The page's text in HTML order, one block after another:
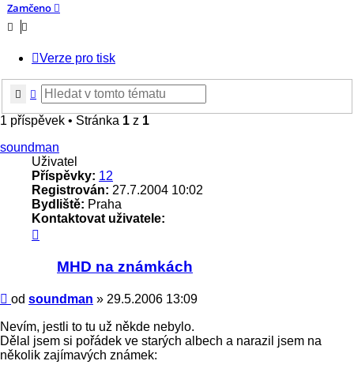
Zamčeno
Verze pro tisk
HledatPokročilé hledání
1 příspěvek • Stránka 1 z 1
soundman
Uživatel
Příspěvky: 12
Registrován: 27.7.2004 10:02
Bydliště: Praha
Kontaktovat uživatele:
soundman
MHD na známkách
Příspěvek
od soundman » 29.5.2006 13:09
Nevím, jestli to tu už někde nebylo.
Dělal jsem si pořádek ve starých albech a narazil jsem na
několik zajímavých známek: